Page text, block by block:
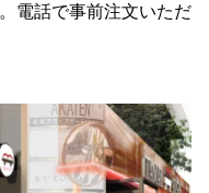
電話で事前注文いただ